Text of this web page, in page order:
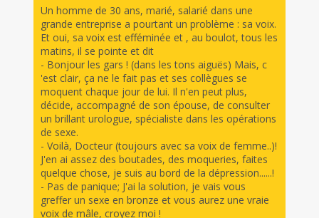
Un homme de 30 ans, marié, salarié dans une
grande entreprise a pourtant un problème : sa voix.
Et oui, sa voix est efféminée et , au boulot, tous les
matins, il se pointe et dit
- Bonjour les gars ! (dans les tons aiguës) Mais, c
'est clair, ça ne le fait pas et ses collègues se
moquent chaque jour de lui. Il n'en peut plus,
décide, accompagné de son épouse, de consulter
un brillant urologue, spécialiste dans les opérations
de sexe.
- Voilà, Docteur (toujours avec sa voix de femme..)!
J'en ai assez des boutades, des moqueries, faites
quelque chose, je suis au bord de la dépression......!
- Pas de panique; J'ai la solution, je vais vous
greffer un sexe en bronze et vous aurez une vraie
voix de mâle, croyez moi !